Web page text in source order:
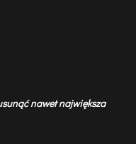
nawet największa